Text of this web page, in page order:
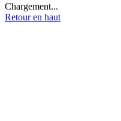
Chargement...
Retour en haut